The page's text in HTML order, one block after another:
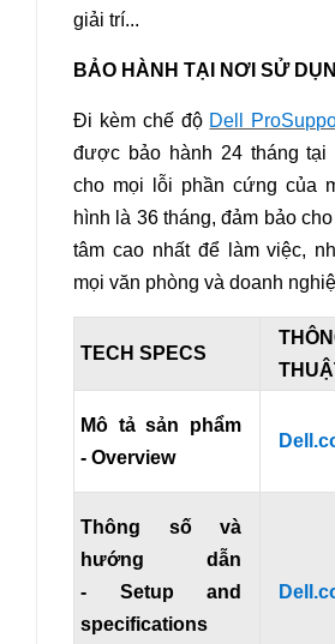
giải trí...
BẢO HÀNH TẠI NƠI SỬ
Đi kèm chế độ Dell
được bảo hành 24 tháng
cho mọi lỗi phần cứng của
hình là 36 tháng, đảm bảo
tâm cao nhất để làm việc,
mọi văn phòng và doanh
TECH SPECS
Mô tả sản phẩm
- Overview
Thông số và
hướng dẫn
- Setup and
specifications